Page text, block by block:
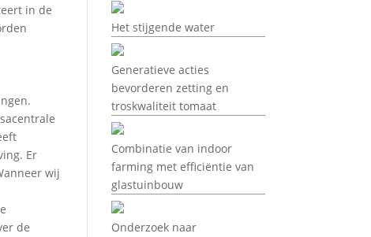
in de
Er
wij
de
Het stijgende water
Generatieve acties
bevorderen zetting en
troskwaliteit tomaat
Combinatie van indoor
farming met efficiëntie van
glastuinbouw
Onderzoek naar